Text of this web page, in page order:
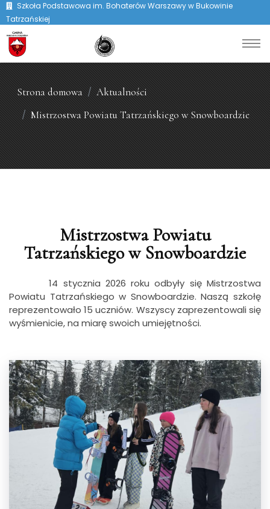
Szkoła Podstawowa im. Bohaterów Warszawy w Bukowinie
Tatrzańskiej
Strona domowa
Aktualności
Mistrzostwa Powiatu Tatrzańskiego w Snowboardzie
Mistrzostwa Powiatu
Tatrzańskiego w Snowboardzie
14 stycznia 2026 roku odbyły się Mistrzostwa
Powiatu Tatrzańskiego w Snowboardzie. Naszą szkołę
reprezentowało 15 uczniów. Wszyscy zaprezentowali się
wyśmienicie, na miarę swoich umiejętności.